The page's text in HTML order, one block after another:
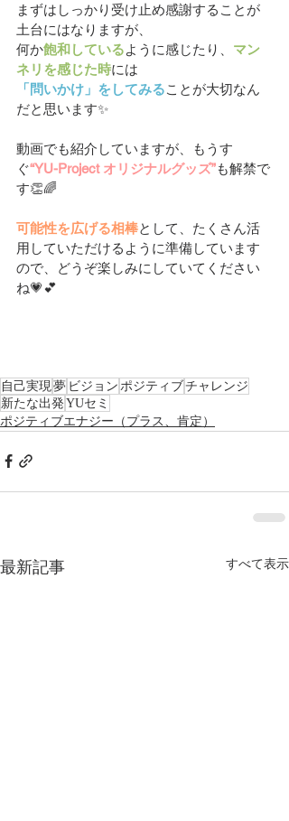
まずはしっかり受け止め感謝することが
土台にはなりますが、
何か飽和しているように感じたり、 マン
ネリを感じた時には
「問いかけ」をしてみることが大切なん
だと思います✨
動画でも紹介していますが、もうす
ぐ“YU-Project オリジナルグッズ”も解禁で
す👏🌈
可能性を広げる相棒として、たくさん活
用していただけるように準備しています
ので、どうぞ楽しみにしていてください
ね💗💕
自己実現 夢 ビジョン ポジティブ チャレンジ
新たな出発 YUセミ
ポジティブエナジー（プラス、肯定）
最新記事 すべて表示